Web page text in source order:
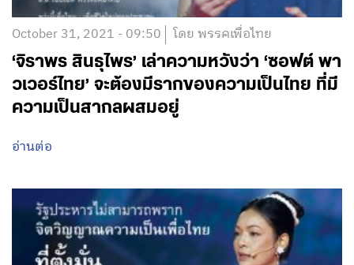
October 31, 2021 - 09:50 โดย พรรคเพื่อไทย
‘จิราพร สินธุไพร’ เล่าความหวังว่า ‘ซอฟต์ พา
วเวอร์ไทย’ จะต้องมีรากของความเป็นไทย ที่มี
ความเป็นสากลผสมอยู่
อ่านต่อ